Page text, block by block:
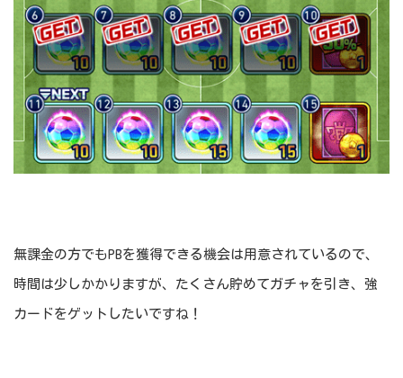
無課金の方でもPBを獲得できる機会は用意されているので、
時間は少しかかりますが、たくさん貯めてガチャを引き、強
カードをゲットしたいですね！